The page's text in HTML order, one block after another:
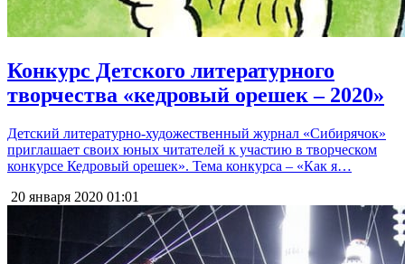
Конкурс Детского литературного
творчества «кедровый орешек – 2020»
Детский литературно-художественный журнал «Сибирячок»
приглашает своих юных читателей к участию в творческом
конкурсе Кедровый орешек». Тема конкурса – «Как я…
20 января 2020 01:01